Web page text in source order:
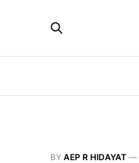
BY AEP R HIDAYAT —